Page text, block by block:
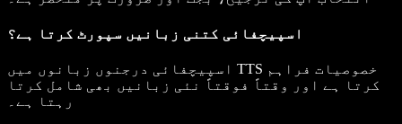
اسپیچفائی کتنی زبانیں سپورٹ کرتا ہے؟
اسپیچفائی درجنوں زبانوں میں TTS خصوصیات فراہم
کرتا ہے اور وقتاً فوقتاً نئی زبانیں بھی شامل کرتا
رہتا ہے۔